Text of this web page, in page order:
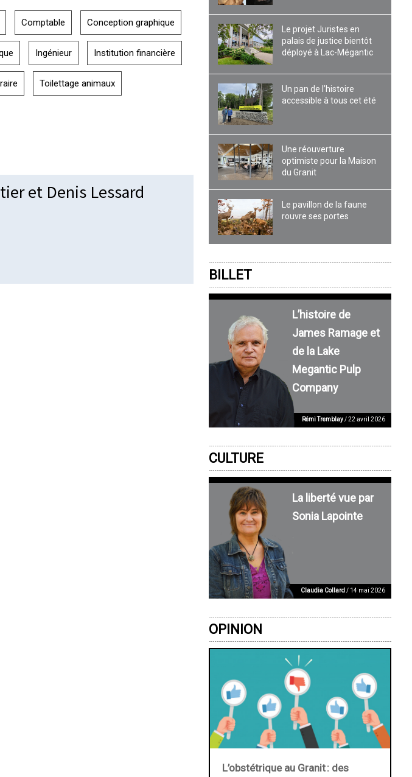
Comptable Conception graphique
Ingénieur Institution financière
Toilettage animaux
et Denis Lessard
Le projet Juristes en
palais de justice bientôt
déployé à Lac-Mégantic
Un pan de l’histoire
accessible à tous cet été
Une réouverture
optimiste pour la Maison
du Granit
Le pavillon de la faune
rouvre ses portes
BILLET
L’histoire de
James Ramage et
de la Lake
Megantic Pulp
Company
Rémi Tremblay/ 22 avril 2026
CULTURE
La liberté vue par
Sonia Lapointe
Claudia Collard/ 14 mai 2026
OPINION
L’obstétrique au ­Granit : des